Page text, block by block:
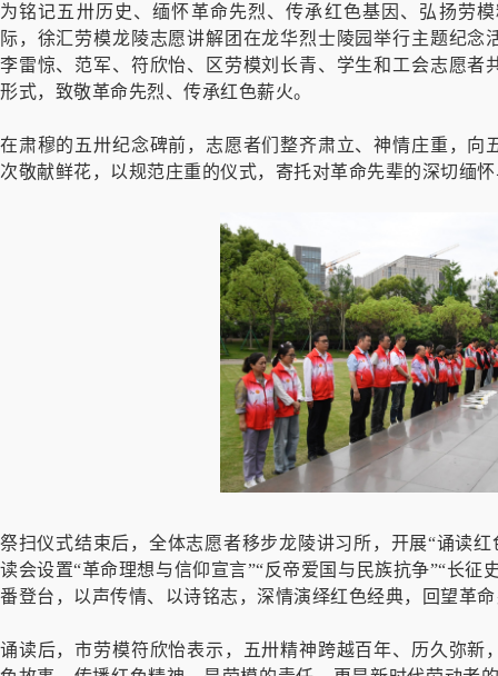
为铭记五卅历史、缅怀革命先烈、传承红色基因、弘扬劳
际，徐汇劳模龙陵志愿讲解团在龙华烈士陵园举行主题纪
李雷惊、范军、符欣怡、区劳模刘长青、学生和工会志愿
形式，致敬革命先烈、传承红色薪火。
在肃穆的五卅纪念碑前，志愿者们整齐肃立、神情庄重，
次敬献鲜花，以规范庄重的仪式，寄托对革命先辈的深切缅
祭扫仪式结束后，全体志愿者移步龙陵讲习所，开展“诵读
读会设置“革命理想与信仰宣言”“反帝爱国与民族抗争”“长
番登台，以声传情、以诗铭志，深情演绎红色经典，回望革
诵读后，市劳模符欣怡表示，五卅精神跨越百年、历久弥